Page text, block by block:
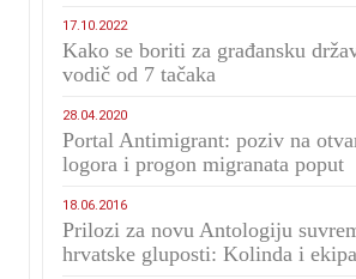
17.10.2022
Kako se boriti za građansku
vodič od 7 tačaka
28.04.2020
Portal Antimigrant: poziv na
logora i progon migranata poput
18.06.2016
Prilozi za novu Antologiju
hrvatske gluposti: Kolinda i